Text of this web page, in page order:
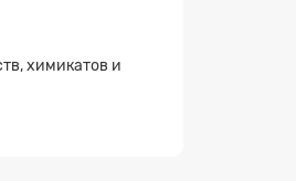
химикатов и